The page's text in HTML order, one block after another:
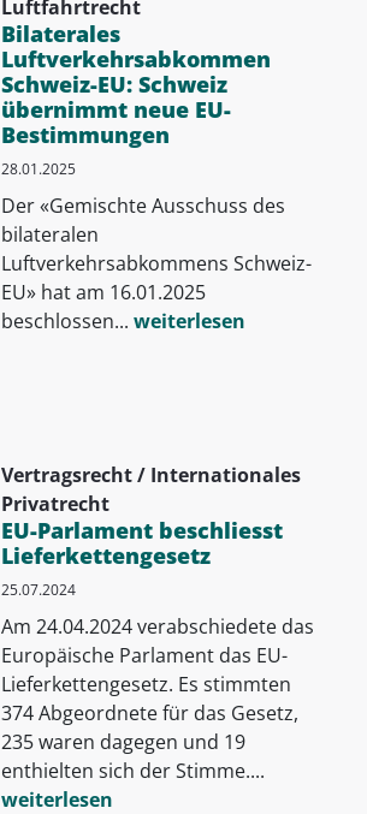
Luftfahrtrecht
Bilaterales
Luftverkehrsabkommen
Schweiz-EU: Schweiz
übernimmt neue EU-
Bestimmungen
28.01.2025
Der «Gemischte Ausschuss des
bilateralen
Luftverkehrsabkommens Schweiz-
EU» hat am 16.01.2025
beschlossen... weiterlesen
Vertragsrecht / Internationales
Privatrecht
EU-Parlament beschliesst
Lieferkettengesetz
25.07.2024
Am 24.04.2024 verabschiedete das
Europäische Parlament das EU-
Lieferkettengesetz. Es stimmten
374 Abgeordnete für das Gesetz,
235 waren dagegen und 19
enthielten sich der Stimme....
weiterlesen